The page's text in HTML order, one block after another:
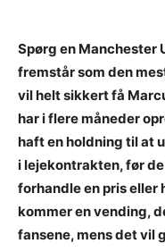
Spørg en Manchester
fremstår som den
vil helt sikkert få
har i flere måneder
haft en holdning til at
i lejekontrakten, før
forhandle en pris eller
kommer en vending,
fansene, mens det vil